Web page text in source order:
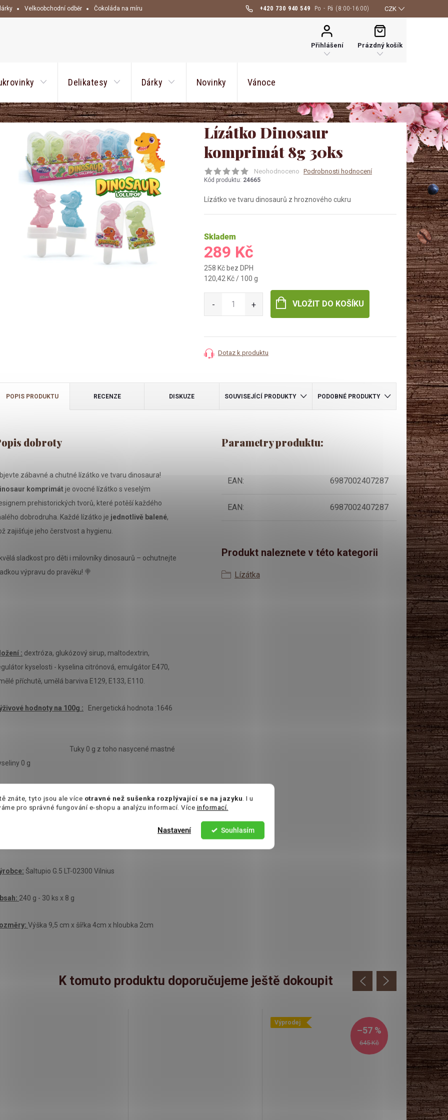
znáte, tyto jsou ale více otravné než sušenka rozplývající se na jazyku . I u
pro správné fungování e-shopu a analýzu informací. Více informací.
Souhlasím
Nastavení
+420 730 940 549
Velkoobchodní odběr Čokoláda na míru CZK
Přihlášení
NÁKUPNÍ
KOŠÍK
Prázdný košík
Delikatesy Dárky Novinky Vánoce
Lízátko Dinosaur
komprimát 8g 30ks
Neohodnoceno Podrobnosti hodnocení
Kód produktu: 24665
Lízátko ve tvaru dinosaurů z hroznového cukru
Skladem
289 Kč
258 Kč bez DPH
Měrná
120,42 Kč / 100 g
VLOŽIT DO KOŠÍKU
Dotaz k produktu
POPIS PRODUKTU RECENZE DISKUZE SOUVISEJÍCÍ PRODUKTY PODOBNÉ PRODUKTY
zábavné a chutné lízátko ve tvaru dinosaura!
komprimátje ovocné lízátko s veselým
prehistorických tvorů, které potěší každého
dobrodruha. Každé lízátko je jednotlivě balené,
zajišťuje jeho čerstvost a hygienu.
sladkost pro děti i milovníky dinosaurů – ochutnejte
výpravu do pravěku! 🍭
: dextróza, glukózový sirup, maltodextrin,
kyselosti - kyselina citrónová, emulgátor E470,
příchutě, umělá barviva E129, E133, E110.
hodnoty na 100g : Energetická hodnota :1646
0 g z toho nasycené mastné
0 g
Šaltupio G.5 LT-02300 Vilnius
240 g - 30 ks x 8 g
Výška 9,5 cm x šířka 4cm x hloubka 2cm
Parametry produktu:
EAN: 6987002407287
EAN: 6987002407287
Produkt naleznete v této kategorii
Lízátka
K tomuto produktu doporučujeme ještě dokoupit
Výprodej
645 Kč
–57 %